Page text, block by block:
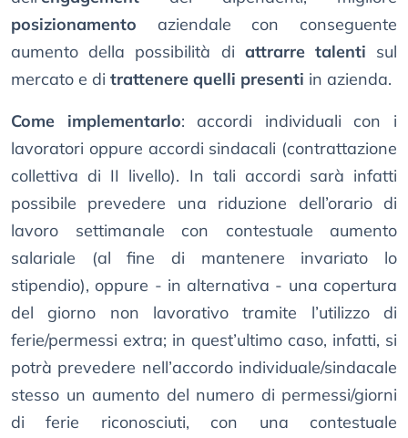
posizionamento aziendale con conseguente
aumento della possibilità di attrarre talenti sul
mercato e di trattenere quelli presenti in azienda.
Come implementarlo: accordi individuali con i
lavoratori oppure accordi sindacali (contrattazione
collettiva di II livello). In tali accordi sarà infatti
possibile prevedere una riduzione dell’orario di
lavoro settimanale con contestuale aumento
salariale (al fine di mantenere invariato lo
stipendio), oppure - in alternativa - una copertura
del giorno non lavorativo tramite l’utilizzo di
ferie/permessi extra; in quest’ultimo caso, infatti, si
potrà prevedere nell’accordo individuale/sindacale
stesso un aumento del numero di permessi/giorni
di ferie riconosciuti, con una contestuale